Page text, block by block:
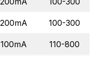
200mA 100-300
100mA 110-800